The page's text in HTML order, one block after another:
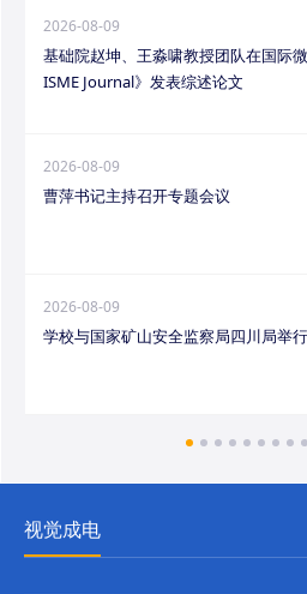
2026-08-09
基础院赵坤、王淼啸教授团队在国际
ISME Journal》发表综述论文
2026-08-09
曹萍书记主持召开专题会议
2026-08-09
学校与国家矿山安全监察局四川局举
视觉成电